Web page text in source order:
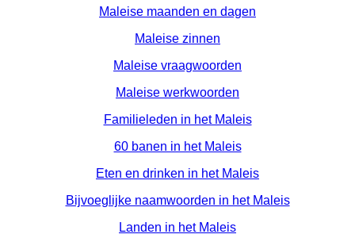
Maleise maanden en dagen
Maleise zinnen
Maleise vraagwoorden
Maleise werkwoorden
Familieleden in het Maleis
60 banen in het Maleis
Eten en drinken in het Maleis
Bijvoeglijke naamwoorden in het Maleis
Landen in het Maleis